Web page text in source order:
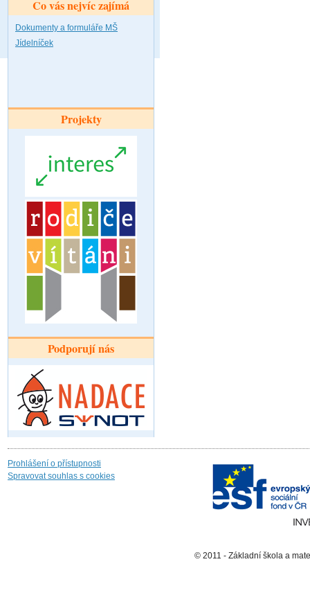
Co vás nejvíc zajímá
Dokumenty a formuláře MŠ
Jídelníček
Projekty
Podporují nás
Prohlášení o přístupnosti
Spravovat souhlas s cookies
© 2011 - Základní škola a